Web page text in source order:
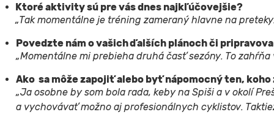
Ktoré aktivity sú pre vás dnes najkľúčovejšie?
„Tak momentálne je tréning zameraný hlavne na
Povedzte nám o vašich ďalších plánoch či
„Momentálne mi prebieha druhá časť sezóny. To
Ako sa môže zapojiť alebo byť nápomocný ten,
„Ja osobne by som bola rada, keby na Spiši a v okolí
a vychovávať možno aj profesionálnych cyklistov.